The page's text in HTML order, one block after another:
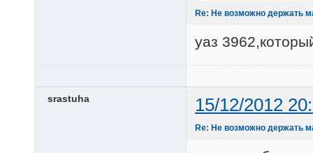
Re: Не возможно держать
уаз
srastuha 15/12/2012
Re: Не возможно держать